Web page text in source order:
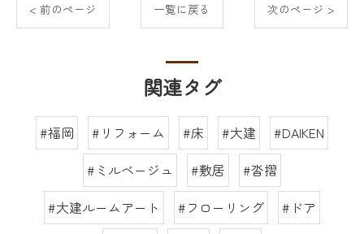
< 前のページ 一覧に戻る 次のページ >
関連タグ
#福岡 #リフォーム #床 #大建
#DAIKEN
#ミルベージュ
#敷居
#沓摺
#大建ルームアート
#フローリング
#ドア